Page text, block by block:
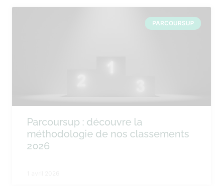
PARCOURSUP
Parcoursup : découvre la
méthodologie de nos classements
2026